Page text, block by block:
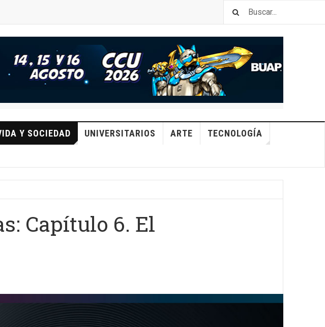
Y SOCIEDAD UNIVERSITARIOS ARTE TECNOLOGÍA
Capítulo 6. El